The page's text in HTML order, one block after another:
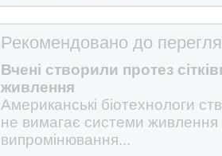
Рекомендовано до
Вчені створили протез
живлення
Американські біотехнологи
не вимагає системи живлення
випромінювання...